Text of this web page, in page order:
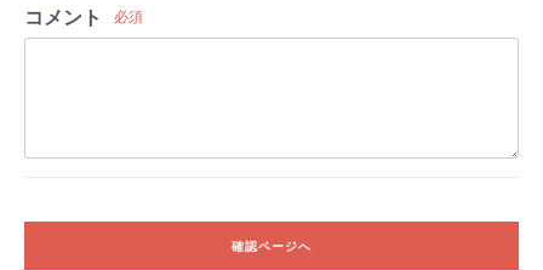
コメント 必須
確認ページへ